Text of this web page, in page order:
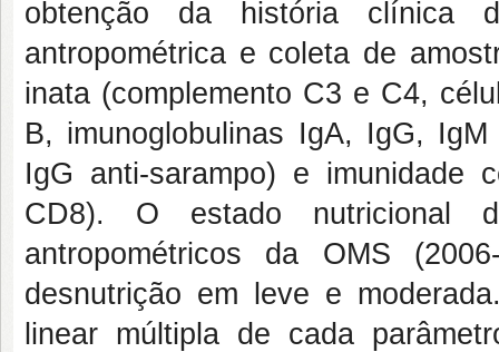
obtenção da história clínica
antropométrica e coleta de
inata (complemento C3 e C4,
B, imunoglobulinas IgA, IgG,
IgG anti-sarampo) e imunidade
CD8). O estado nutricional
antropométricos da OMS
desnutrição em leve e
linear múltipla de cada